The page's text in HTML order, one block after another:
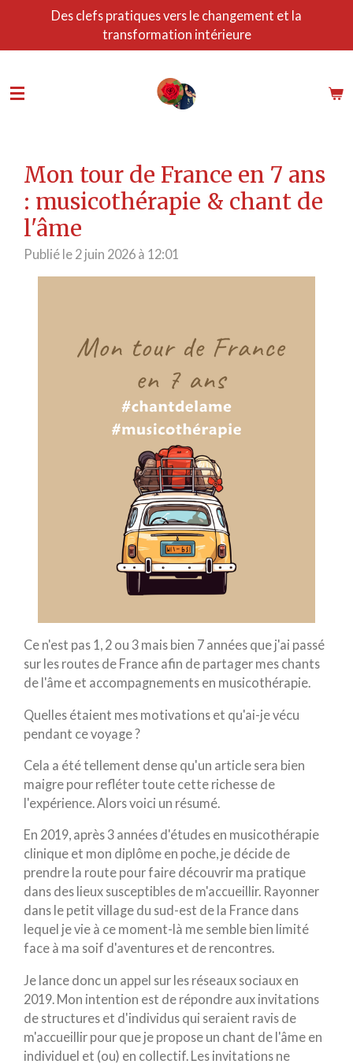
contenu
Des clefs pratiques vers le changement et la
transformation intérieure
Mon tour de France en 7 ans
: musicothérapie & chant de
l'âme
Publié le 2 juin 2026 à 12:01
Ce n'est pas 1, 2 ou 3 mais bien 7 années que j'ai passé
sur les routes de France afin de partager mes chants
de l'âme et accompagnements en musicothérapie.
Quelles étaient mes motivations et qu'ai-je vécu
pendant ce voyage ?
Cela a été tellement dense qu'un article sera bien
maigre pour refléter toute cette richesse de
l'expérience. Alors voici un résumé.
En 2019, après 3 années d'études en musicothérapie
clinique et mon diplôme en poche, je décide de
prendre la route pour faire découvrir ma pratique
dans des lieux susceptibles de m'accueillir. Rayonner
dans le petit village du sud-est de la France dans
lequel je vie à ce moment-là me semble bien limité
face à ma soif d'aventures et de rencontres.
Je lance donc un appel sur les réseaux sociaux en
2019. Mon intention est de répondre aux invitations
de structures et d'individus qui seraient ravis de
m'accueillir pour que je propose un chant de l'âme en
individuel et (ou) en collectif. Les invitations ne